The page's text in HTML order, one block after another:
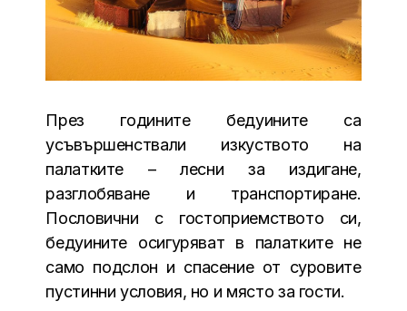
През годините бедуините са
усъвършенствали изкуството на
палатките – лесни за издигане,
разглобяване и транспортиране.
Пословични с гостоприемството си,
бедуините осигуряват в палатките не
само подслон и спасение от суровите
пустинни условия, но и място за гости.